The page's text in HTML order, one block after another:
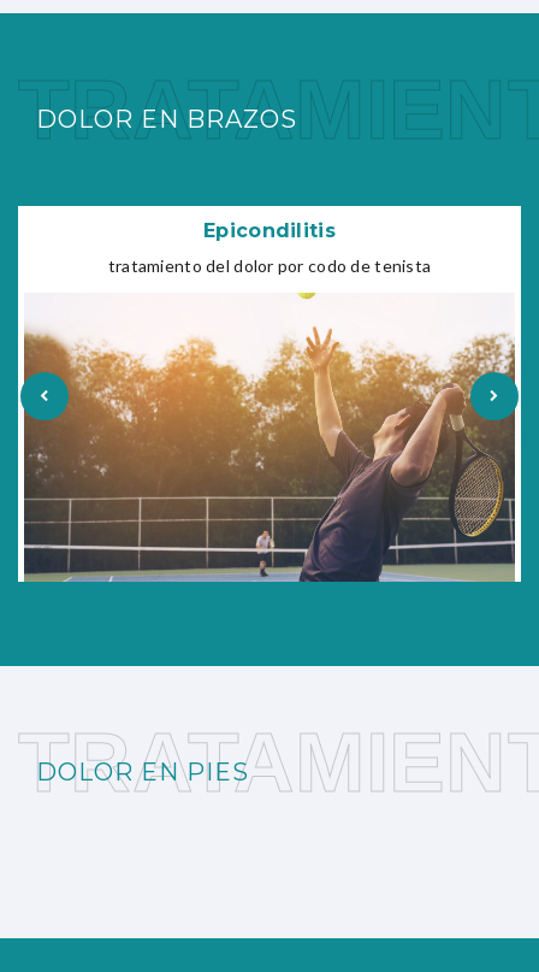
DOLOR EN BRAZOS
Epicondilitis
tratamiento del dolor por codo de tenista
DOLOR EN PIES